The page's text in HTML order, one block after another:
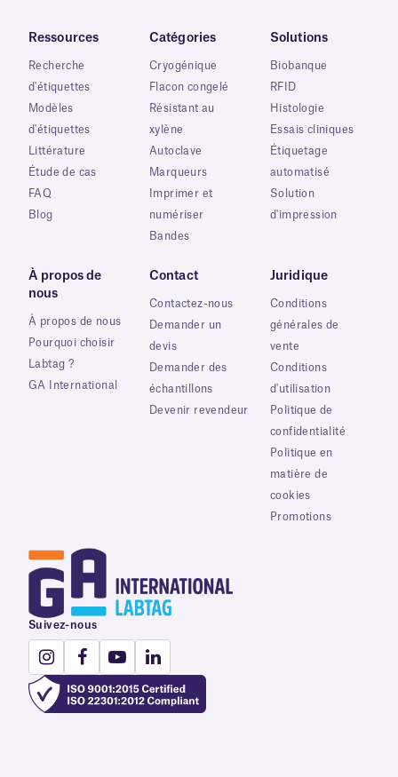
Ressources
Recherche
d'étiquettes
Modèles
d'étiquettes
Littérature
Étude de cas
FAQ
Blog
Catégories
Cryogénique
Flacon congelé
Résistant au
xylène
Autoclave
Marqueurs
Imprimer et
numériser
Bandes
Solutions
Biobanque
RFID
Histologie
Essais cliniques
Étiquetage
automatisé
Solution
d'impression
À propos de
nous
À propos de nous
Pourquoi choisir
Labtag ?
GA International
Contact
Contactez-nous
Demander un
devis
Demander des
échantillons
Devenir revendeur
Juridique
Conditions
générales de
vente
Conditions
d'utilisation
Politique de
confidentialité
Politique en
matière de
cookies
Promotions
Suivez-nous